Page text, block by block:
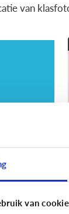
van
van